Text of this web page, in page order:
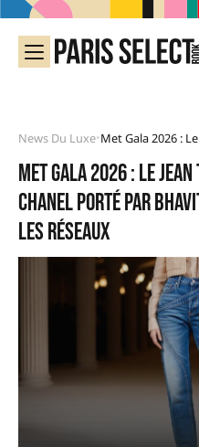
News Du Luxe•
Met Gala 2026 : le
Chanel porté par
les réseaux